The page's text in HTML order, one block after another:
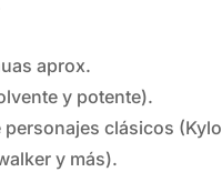
aprox.
y potente).
personajes clásicos (Kylo
y más).